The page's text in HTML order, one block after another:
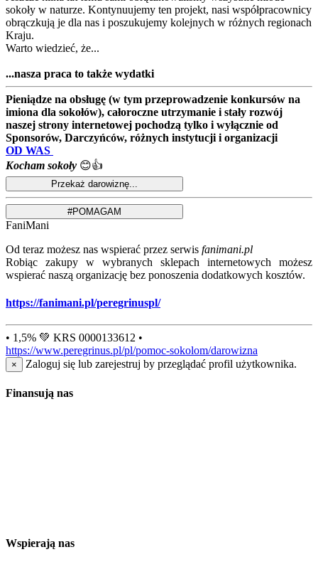
sokoły w naturze. Kontynuujemy ten projekt, nasi współpracownicy
obrączkują je dla nas i poszukujemy kolejnych w różnych regionach
Kraju.
Warto wiedzieć, że...
...nasza praca to także wydatki
Pieniądze na obsługę (w tym przeprowadzenie konkursów na
imiona dla sokołów), całoroczne utrzymanie i stały rozwój
naszej strony internetowej pochodzą tylko i wyłącznie od
Sponsorów, Darczyńców, różnych instytucji i organizacji
OD WAS
Kocham sokoły 😊👍
FaniMani
Od teraz możesz nas wspierać przez serwis fanimani.pl
Robiąc zakupy w wybranych sklepach internetowych możesz
wspierać naszą organizację bez ponoszenia dodatkowych kosztów.
https://fanimani.pl/peregrinuspl/
• 1,5% 💚 KRS 0000133612 •
https://www.peregrinus.pl/pl/pomoc-sokolom/darowizna
× Zaloguj się lub zarejestruj by przeglądać profil użytkownika.
Finansują nas
Wspierają nas